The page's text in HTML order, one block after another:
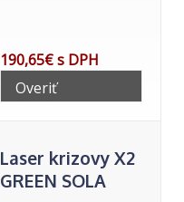
190,65€ s DPH
Overiť
telefonicky
Laser krizovy X2
GREEN SOLA